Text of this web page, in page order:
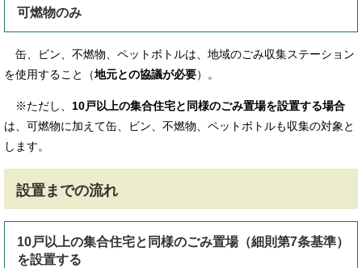
可燃物のみ
缶、ビン、不燃物、ペットボトルは、地域のごみ収集ステーション
を使用すること（地元との協議が必要）。
※ただし、 10戸以上の集合住宅と同様のごみ置場を設置する場合
は、可燃物に加えて缶、ビン、不燃物、ペットボトルも収集の対象と
します。
設置までの流れ
10戸以上の集合住宅と同様のごみ置場（細則第7条基準）
を設置する